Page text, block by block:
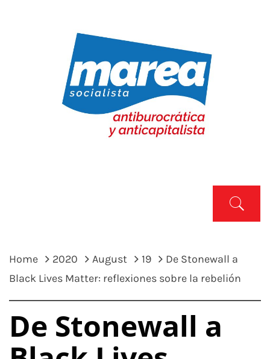
MAREA SOCIALISTA
Home 2020 August 19
De Stonewall a
Black Lives Matter: reflexiones sobre la rebelión
De Stonewall a